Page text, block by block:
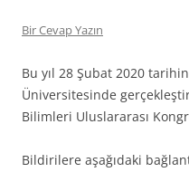
Bir Cevap Yazın
Bu yıl 28 Şubat 2020
Üniversitesinde
Bilimleri Uluslararası
Bildirilere aşağıdaki